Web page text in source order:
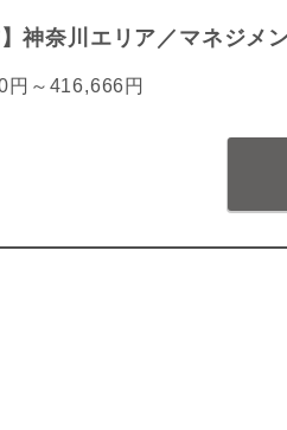
】神奈川エリア／マネジ
円～416,666円